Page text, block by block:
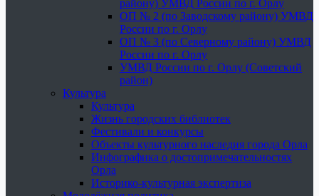
району) УМВД России по г. Орлу
ОП № 2 (по Заводскому району) УМВД
России по г. Орлу
ОП № 3 (по Северному району) УМВД
России по г. Орлу
УМВД России по г. Орлу (Советский
район)
Культура
Культура
Жизнь городских библиотек
Фестивали и конкурсы
Объекты культурного наследия города Орла
Инфографика о достопримечательностях
Орла
Историко-культурная экспертиза